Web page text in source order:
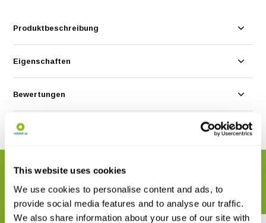
This website uses cookies
We use cookies to personalise content and ads, to
provide social media features and to analyse our traffic.
We also share information about your use of our site with
Produktbeschreibung
Eigenschaften
Bewertungen
Teilen
VERWANDTE PRODUKTE
Vervollständigen Sie Ihre Bestellung